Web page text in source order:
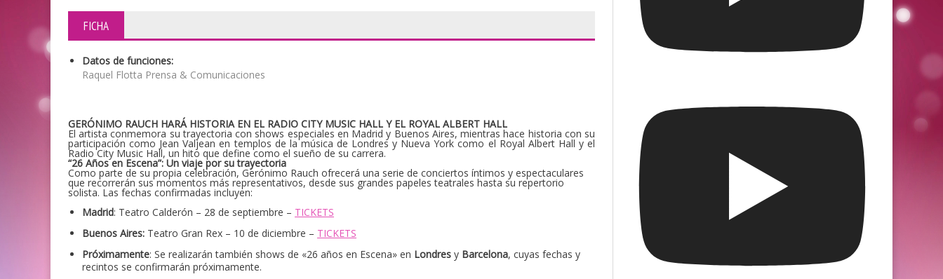
FICHA
Datos de funciones:
Raquel Flotta Prensa & Comunicaciones
GERÓNIMO RAUCH HARÁ HISTORIA EN EL RADIO CITY MUSIC HALL Y EL ROYAL ALBERT HALL
El artista conmemora su trayectoria con shows especiales en Madrid y Buenos Aires, mientras hace historia con su
participación como Jean Valjean en templos de la música de Londres y Nueva York como el Royal Albert Hall y el
Radio City Music Hall, un hito que define como el sueño de su carrera.
“26 Años en Escena”: Un viaje por su trayectoria
Como parte de su propia celebración, Gerónimo Rauch ofrecerá una serie de conciertos íntimos y espectaculares
que recorrerán sus momentos más representativos, desde sus grandes papeles teatrales hasta su repertorio
solista. Las fechas confirmadas incluyen:
Madrid: Teatro Calderón – 28 de septiembre – TICKETS
Buenos Aires: Teatro Gran Rex – 10 de diciembre – TICKETS
Próximamente: Se realizarán también shows de «26 años en Escena» en Londres y Barcelona, cuyas fechas y
recintos se confirmarán próximamente.